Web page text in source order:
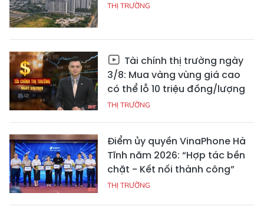
THỊ TRƯỜNG
Tài chính thị trường ngày
3/8: Mua vàng vùng giá cao
có thể lỗ 10 triệu đồng/lượng
THỊ TRƯỜNG
Điểm ủy quyền VinaPhone Hà
Tĩnh năm 2026: “Hợp tác bền
chặt - Kết nối thành công”
THỊ TRƯỜNG